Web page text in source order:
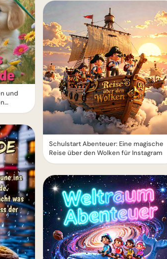
und
Schulstart Abenteuer: Eine magische
Reise über den Wolken für Instagram